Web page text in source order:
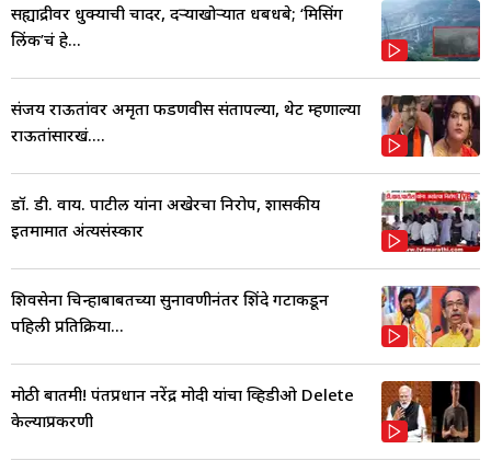
सह्याद्रीवर धुक्याची चादर, दऱ्याखोऱ्यात धबधबे; ‘मिसिंग
लिंक’चं हे...
संजय राऊतांवर अमृता फडणवीस संतापल्या, थेट म्हणाल्या
राऊतांसारखं....
डॉ. डी. वाय. पाटील यांना अखेरचा निरोप, शासकीय
इतमामात अंत्यसंस्कार
शिवसेना चिन्हाबाबतच्या सुनावणीनंतर शिंदे गटाकडून
पहिली प्रतिक्रिया...
मोठी बातमी! पंतप्रधान नरेंद्र मोदी यांचा व्हिडीओ Delete
केल्याप्रकरणी